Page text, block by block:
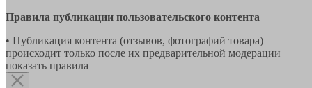
Правила публикации пользовательского контента
• Публикация контента (отзывов, фотографий товара)
происходит только после их предварительной модерации
показать правила